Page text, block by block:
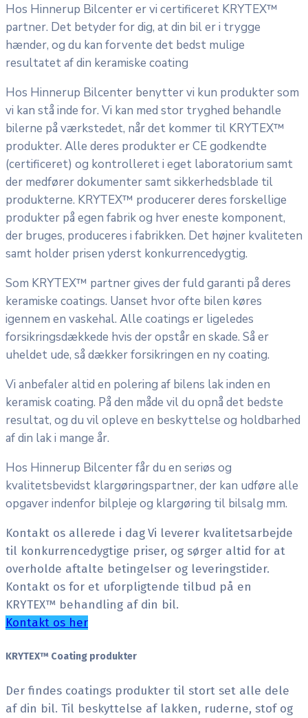
Hos Hinnerup Bilcenter er vi certificeret KRYTEX™
partner. Det betyder for dig, at din bil er i trygge
hænder, og du kan forvente det bedst mulige
resultatet af din keramiske coating
Hos Hinnerup Bilcenter benytter vi kun produkter som
vi kan stå inde for. Vi kan med stor tryghed behandle
bilerne på værkstedet, når det kommer til KRYTEX™
produkter. Alle deres produkter er CE godkendte
(certificeret) og kontrolleret i eget laboratorium samt
der medfører dokumenter samt sikkerhedsblade til
produkterne. KRYTEX™ producerer deres forskellige
produkter på egen fabrik og hver eneste komponent,
der bruges, produceres i fabrikken. Det højner kvaliteten
samt holder prisen yderst konkurrencedygtig.
Som KRYTEX™ partner gives der fuld garanti på deres
keramiske coatings. Uanset hvor ofte bilen køres
igennem en vaskehal. Alle coatings er ligeledes
forsikringsdækkede hvis der opstår en skade. Så er
uheldet ude, så dækker forsikringen en ny coating.
Vi anbefaler altid en polering af bilens lak inden en
keramisk coating. På den måde vil du opnå det bedste
resultat, og du vil opleve en beskyttelse og holdbarhed
af din lak i mange år.
Hos Hinnerup Bilcenter får du en seriøs og
kvalitetsbevidst klargøringspartner, der kan udføre alle
opgaver indenfor bilpleje og klargøring til bilsalg mm.
Kontakt os allerede i dagVi leverer kvalitetsarbejde
til konkurrencedygtige priser, og sørger altid for at
overholde aftalte betingelser og leveringstider.
Kontakt os for et uforpligtende tilbud på en
KRYTEX™ behandling af din bil.
Kontakt os her
KRYTEX™ Coating produkter
Der findes coatings produkter til stort set alle dele
af din bil. Til beskyttelse af lakken, ruderne, stof og